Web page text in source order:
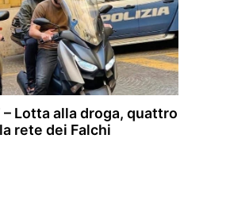
– Lotta alla droga, quattro
rete dei Falchi